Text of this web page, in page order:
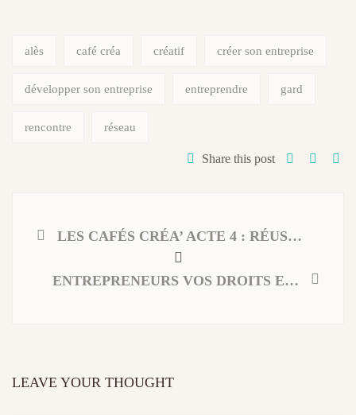
alès café créa créatif créer son entreprise
développer son entreprise entreprendre gard
rencontre réseau
Share this post
LES CAFÉS CRÉA’ ACTE 4 : RÉUSSIR SA CRÉATION D’ENTREPRISE
ENTREPRENEURS VOS DROITS ET OBLIGATIONS EN TERME DE FORMATION PROFESSIONNELLE
LEAVE YOUR THOUGHT